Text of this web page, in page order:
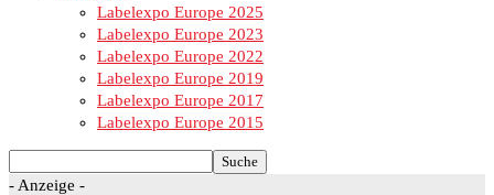
Labelexpo Europe 2025
Labelexpo Europe 2023
Labelexpo Europe 2022
Labelexpo Europe 2019
Labelexpo Europe 2017
Labelexpo Europe 2015
- Anzeige -